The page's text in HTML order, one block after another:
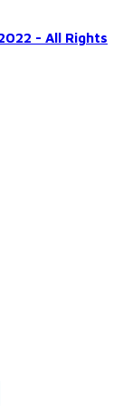
- All Rights